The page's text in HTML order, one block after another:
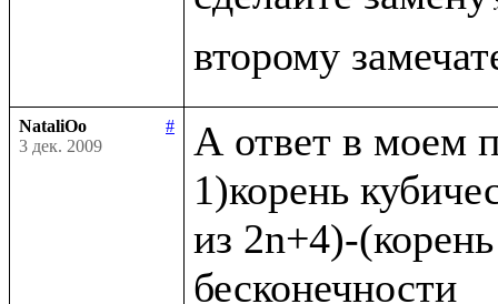
NataliOo
#
3 дек. 2009
А ответ в моем
1)корень
из 2n+4)-